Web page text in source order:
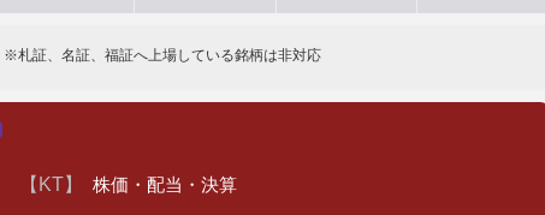
※札証、名証、福証へ上場している銘柄は非対応
【KT】 株価・配当・決算